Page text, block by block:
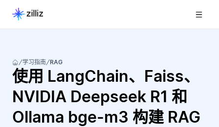
学习指南 RAG
使用 LangChain、Faiss、
NVIDIA Deepseek R1 和
Ollama bge-m3 构建 RAG